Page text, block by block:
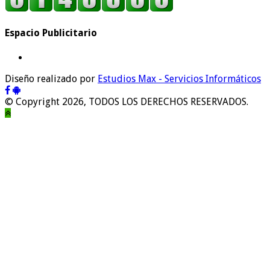
Espacio Publicitario
Diseño realizado por Estudios Max - Servicios Informáticos
© Copyright 2026, TODOS LOS DERECHOS RESERVADOS.